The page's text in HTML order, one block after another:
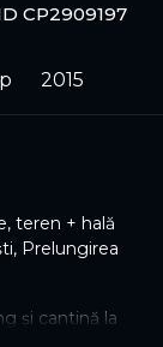
CP2909197
2015
teren + hală
Prelungirea
și cantină la